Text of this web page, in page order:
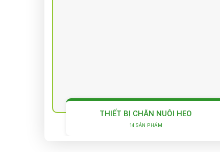
THIẾT BỊ CHĂN NUÔI HEO
14 SẢN PHẨM